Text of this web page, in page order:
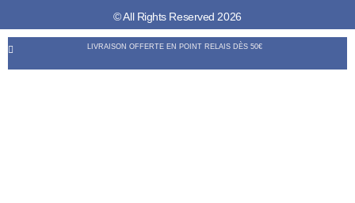
© All Rights Reserved 2026
LIVRAISON OFFERTE EN POINT RELAIS DÈS 50€